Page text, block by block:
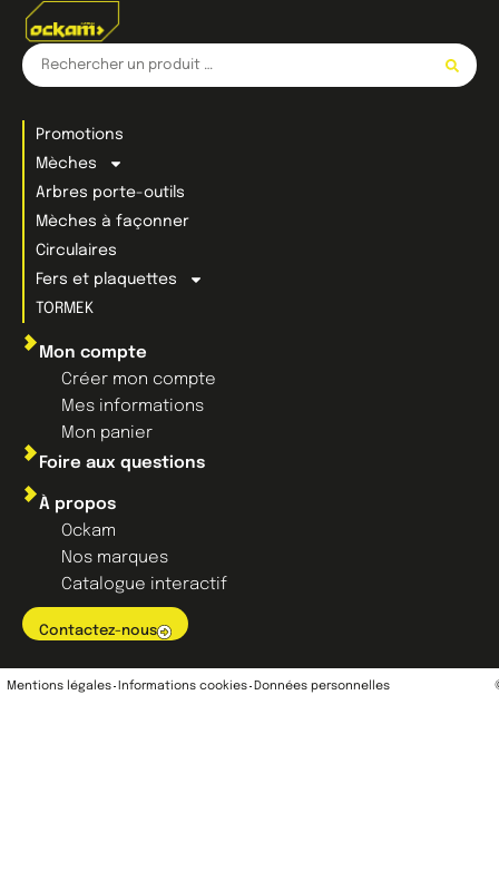
À propos
Ockam
Nos marques
Catalogue interactif
Contactez-nous
Promotions
Mèches
Arbres porte-outils
Mèches à façonner
Circulaires
Fers et plaquettes
TORMEK
Mon compte
Créer mon compte
Mes informations
Mon panier
Foire aux questions
Mentions légales Informations cookies Données personnelles